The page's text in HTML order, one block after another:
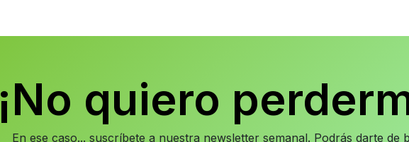
¡No quiero
En ese caso... suscríbete a nuestra newsletter semanal. Podrás darte de